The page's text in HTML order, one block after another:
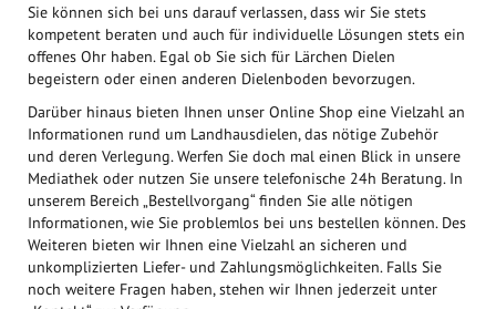
Sie können sich bei uns darauf verlassen, dass wir Sie stets
kompetent beraten und auch für individuelle Lösungen stets ein
offenes Ohr haben. Egal ob Sie sich für Lärchen Dielen
begeistern oder einen anderen Dielenboden bevorzugen.
Darüber hinaus bieten Ihnen unser Online Shop eine Vielzahl an
Informationen rund um Landhausdielen, das nötige Zubehör
und deren Verlegung. Werfen Sie doch mal einen Blick in unsere
Mediathek oder nutzen Sie unsere telefonische 24h Beratung. In
unserem Bereich „Bestellvorgang“ finden Sie alle nötigen
Informationen, wie Sie problemlos bei uns bestellen können. Des
Weiteren bieten wir Ihnen eine Vielzahl an sicheren und
unkomplizierten Liefer- und Zahlungsmöglichkeiten. Falls Sie
noch weitere Fragen haben, stehen wir Ihnen jederzeit unter